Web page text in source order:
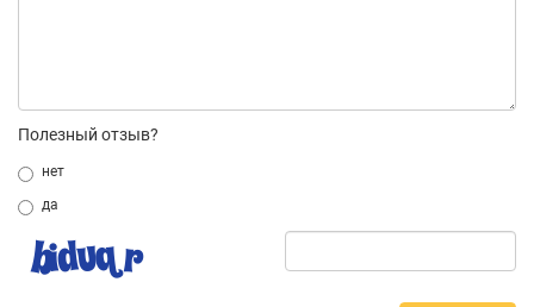
Полезный отзыв?
нет
да